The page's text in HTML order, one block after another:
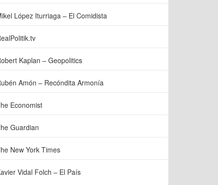
López Iturriaga – El Comidista
Kaplan – Geopolitics
Amón – Recóndita Armonía
Economist
Guardian
New York Times
Vidal Folch – El País